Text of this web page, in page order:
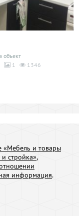
объект
1 1346
«Мебель и товары
стройка»,
информация.